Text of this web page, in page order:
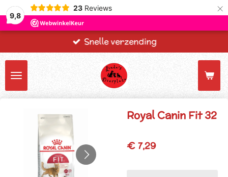
9,8
23 Reviews ×
Snelle verzending
Royal Canin Fit 32
€ 7,29